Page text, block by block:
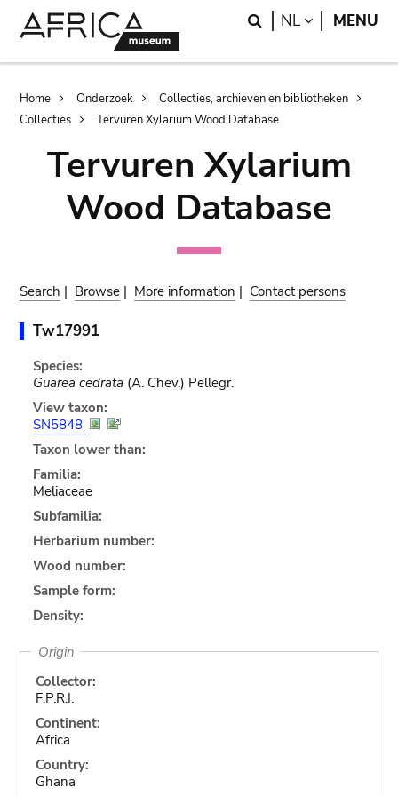
Search
NL LANGUAGE
MENU
Breadcrumb
Home Onderzoek
Collecties, archieven en bibliotheken
Collecties
Tervuren Xylarium Wood Database
Tervuren Xylarium
Wood Database
Search | Browse | More information | Contact persons
Tw17991
Species:
Guarea cedrata (A. Chev.) Pellegr.
View taxon:
SN5848
Taxon lower than:
Familia:
Meliaceae
Subfamilia:
Herbarium number:
Wood number:
Sample form:
Density:
Origin
Collector:
F.P.R.I.
Continent:
Africa
Country:
Ghana